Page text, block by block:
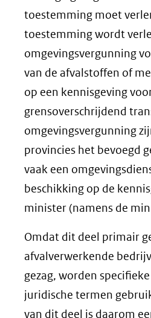
toestemming moet
toestemming wordt
omgevingsvergunning
van de afvalstoffen of
op een kennisgeving
grensoverschrijdend
omgevingsvergunning
provincies het bevoegd
vaak een
beschikking op de
minister (namens de
Omdat dit deel primair
afvalverwerkende
gezag, worden
juridische termen
van dit deel is daarom